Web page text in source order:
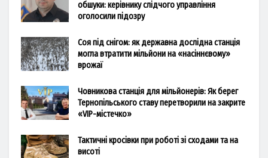
обшуки: керівнику слідчого управління
оголосили підозру
Соя під снігом: як державна дослідна станція
могла втратити мільйони на «насіннєвому»
врожаї
Човникова станція для мільйонерів: Як берег
Тернопільського ставу перетворили на закрите
«VIP-містечко»
Тактичні кросівки при роботі зі сходами та на
висоті